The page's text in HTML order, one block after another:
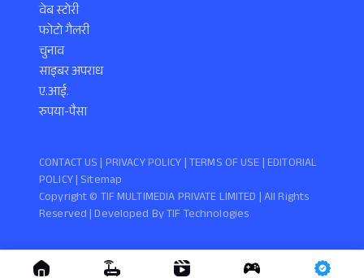
वेब स्टोरी
फोटो गैलरी
चुनाव
साइबर अपराध
ए.आई.
रुपया-पैसा
Copyright ©️ TIF MULTIMEDIA PRIVATE LIMITED | All Rights
Reserved | Developed ByTIF Technologies
CONTACT US | PRIVACY POLICY |TERMS OF USE | EDITORIAL
POLICY| Sitemap